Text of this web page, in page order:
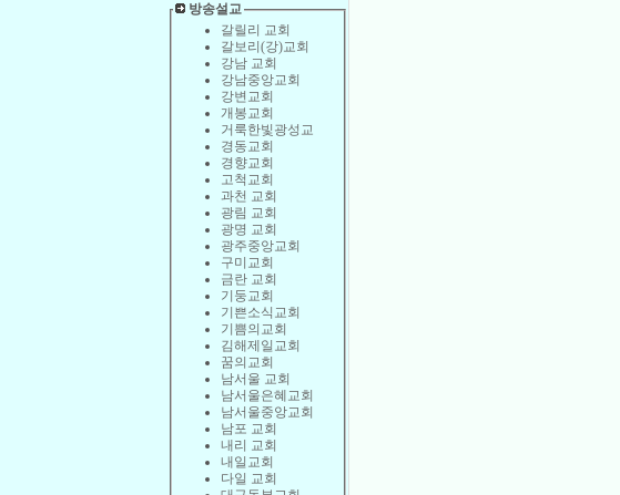
방송설교
갈릴리 교회
갈보리(강)교회
강남 교회
강남중앙교회
강변교회
개봉교회
거룩한빛광성교
경동교회
경향교회
고척교회
과천 교회
광림 교회
광명 교회
광주중앙교회
구미교회
금란 교회
기둥교회
기쁜소식교회
기쁨의교회
김해제일교회
꿈의교회
남서울 교회
남서울은혜교회
남서울중앙교회
남포 교회
내리 교회
내일교회
다일 교회